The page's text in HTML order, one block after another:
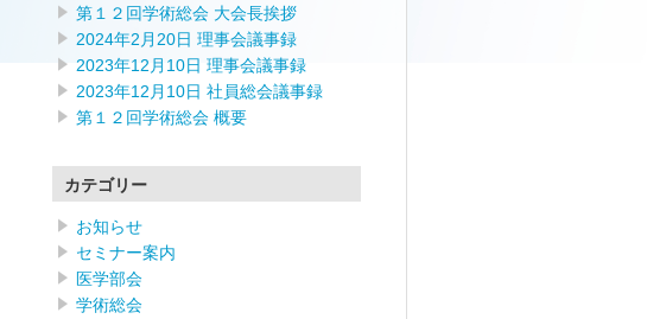
第１２回学術総会 大会長挨拶
2024年2月20日 理事会議事録
2023年12月10日 理事会議事録
2023年12月10日 社員総会議事録
第１２回学術総会 概要
カテゴリー
お知らせ
セミナー案内
医学部会
学術総会